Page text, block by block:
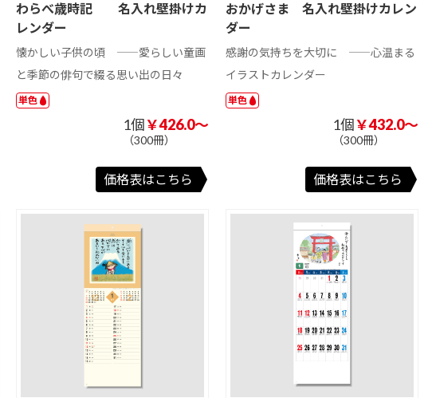
わらべ歳時記 名入れ壁掛けカ
レンダー
懐かしい子供の頃 ――愛らしい童画
と季節の俳句で綴る思い出の日々
単色
1個￥426.0～
（300冊）
価格表はこちら
おかげさま 名入れ壁掛けカレン
ダー
感謝の気持ちを大切に ――心温まる
イラストカレンダー
単色
1個￥432.0～
（300冊）
価格表はこちら